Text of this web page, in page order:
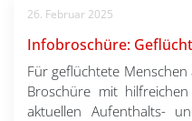
26. Februar 2025
Infobroschüre:
Für geflüchtete
Broschüre mit
aktuellen Aufenthalts-